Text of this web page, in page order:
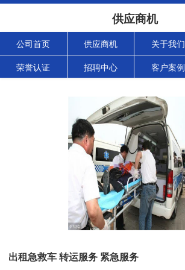
供应商机
公司首页 供应商机 关于我们
荣誉认证 招聘中心 客户案例
出租急救车 转运服务 紧急服务